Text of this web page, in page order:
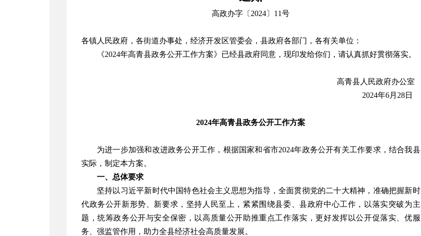
高政办字〔 2024〕 11号
各镇人民政府，各街道办事处，经济开发区管委会，县政府各部门，各有关单位：
《2024年高青县政务公开工作方案》已经县政府同意，现印发给你们，请认真抓好贯彻落实。
高青县人民政府办公室
2024年6月 28日
2024年高青县政务公开工作方案
为进一步加强和改进政务公开工作，根据国家和省市2024年政务公开有关工作要求，结合我县
实际，制定本方案。
一、总体要求
坚持以习近平新时代中国特色社会主义思想为指导，全面贯彻党的二十大精神，准确把握新时
代政务公开新形势、新要求，坚持人民至上，紧紧围绕县委、县政府中心工作，以落实突破为主
题，统筹政务公开与安全保密，以高质量公开助推重点工作落实，更好发挥以公开促落实、优服
务、强监管作用，助力全县经济社会高质量发展。